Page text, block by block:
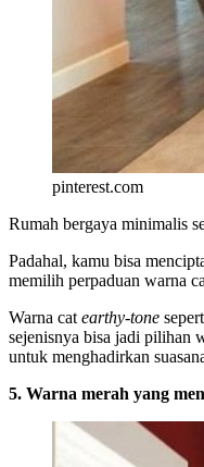
pinterest.com
Rumah bergaya minimalis
Padahal, kamu bisa
memilih perpaduan warna
Warna cat earthy-tone
sejenisnya bisa jadi pilihan
untuk menghadirkan
5. Warna merah yang